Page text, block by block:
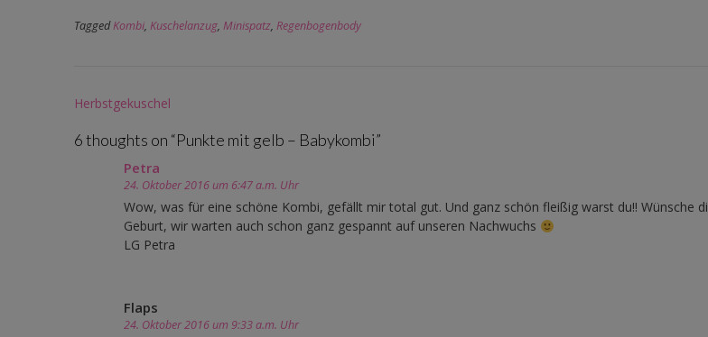
TaggedKombi, Kuschelanzug, Minispatz, Regenbogenbody
Post
Herbstgekuschel
6 thoughts on “Punkte mit gelb – Babykombi”
Petra
24. Oktober 2016 um 6:47 a.m. Uhr
Wow, was für eine schöne Kombi, gefällt mir total gut. Und ganz schön fleißig warst du!! Wünsche
Geburt, wir warten auch schon ganz gespannt auf unseren Nachwuchs
LG Petra
Flaps
24. Oktober 2016 um 9:33 a.m. Uhr